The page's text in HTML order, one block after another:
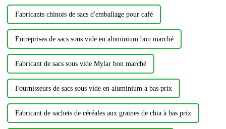
Fabricants chinois de sacs d'emballage pour café
Entreprises de sacs sous vide en aluminium bon marché
Fabricant de sacs sous vide Mylar bon marché
Fournisseurs de sacs sous vide en aluminium à bas prix
Fabricant de sachets de céréales aux graines de chia à bas prix